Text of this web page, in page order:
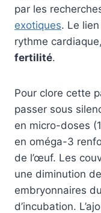
par les
exotiques. Le
rythme
fertilité.
Pour clore cette
passer sous
en micro-doses
en oméga-3
de l’œuf. Les
une diminution
embryonnaires
d’incubation.